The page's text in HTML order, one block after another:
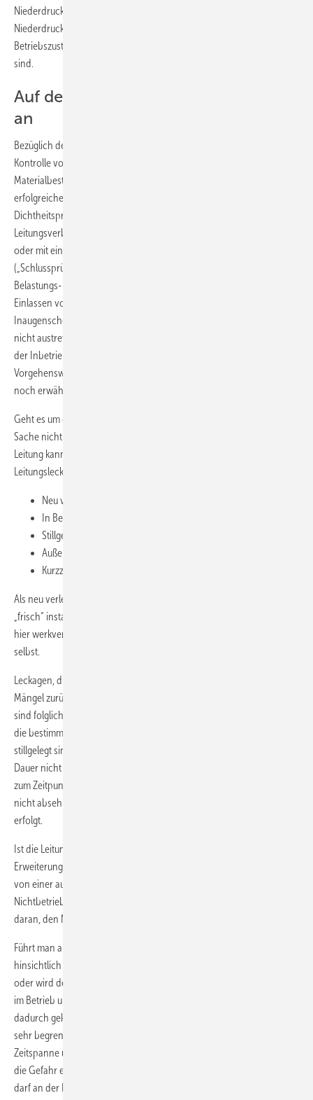
Niederdruckleitungen und Mitteldruckleitungen differenziert. Bei
Niederdruckleitungen ferner entscheidend ist, welchem
Betriebszustand diese zum Zeitpunkt der Überprüfung zuzuordnen
sind.
Auf den Betriebszustand kommt es
an
Bezüglich der Auswahl der richtigen Prüfmethode hat man es bei der
Kontrolle von Mitteldruck-Gasleitungen einfach. Der Nachweis der
Materialbeständigkeit und der Dichtheit muss hier immer durch die
erfolgreiche Durchführung der Kombinierten Belastungs- und
Dichtheitsprüfung erbracht werden. Mit dieser Prüfung nicht erfasste
Leitungsverbindungen werden zudem mit schaumbildenden Mitteln
oder mit einem Gas-Spürgerät auf Dichtheit untersucht
(„Schlussprüfung“). Erfolgt die Durchführung der Kombinierten
Belastungs- und Dichtheitsprüfung nicht unmittelbar vor dem
Einlassen von Erdgas, muss mittels Druckmessung und
Inaugenscheinnahme der Leitung sichergestellt werden, dass Gas
nicht austreten kann. Die wenigen Ausnahmen, bei denen im Rahmen
der Inbetriebnahme von Mitteldruck-Gasleitungen von dieser
Vorgehensweise abgewichen werden kann, werden im Folgenden
noch erwähnt.
Geht es um die Inbetriebnahme von Niederdruck-Gasleitungen, ist die
Sache nicht ganz so einfach. Je nach dem Betriebszustand der
Leitung kann die Dichtheit gefordert sein oder auch eine
Leitungsleckage toleriert werden. Man differenziert:
Neu verlegte Leitungen
In Betrieb befindliche Leitungen
Stillgelegte Leitungen
Außer Betrieb gesetzte Leitungen
Kurzzeitig im Betrieb unterbrochene Leitungen
Als neu verlegt gelten logischerweise die Leitungen, die soeben
„frisch“ installiert wurden. Dass der Fachmann seinem Auftrag­geber
hier werkvertraglich eine dichte Leitung schuldet, versteht sich von
selbst.
Leckagen, die innerhalb der Gewähr­leis­tungszeit entstehen und auf
Mängel zurückzuführen sind, die bereits bei der Abnahme vorlagen,
sind folglich nicht zu tolerieren. In Betrieb befindlich sind Leitungen,
die bestimmungsgemäß Gas führen und Gas­geräte versorgen. Als
stillgelegt sind Leitungen anzusehen, die bestimmungsgemäß und auf
Dauer nicht mehr betrieben werden. Auf Dauer bedeutet dabei, dass
zum Zeitpunkt der Betriebseinstellung eine Wiederinbetriebnahme
nicht absehbar ist und die Maßnahme auf Wunsch des Betreibers
erfolgt.
Ist die Leitung hingegen drucklos, weil Reparatur-, Änderungs- oder
Erweiterungs­arbeiten an dieser durchgeführt werden, spricht man
von einer außer Betrieb gesetzten Gasleitung. Der Zustand des
Nichtbetriebs ist dabei nicht dauerhaft, schließlich arbeitet man ja
daran, den Normalzustand wieder herzustellen.
Führt man an einer Leitung eine Messung durch (z.B. die Überprüfung
hinsichtlich möglicher Leckagen mit einem elektroni­schen Messgerät)
oder wird der Gaszähler gewechselt, ist der Leitungsbetrieb kurz­zeitig
im Betrieb unterbrochen. Eine kurzzeitige Betriebsunterbrechung ist
dadurch gekennzeichnet, dass die Dauer der Drucklosigkeit zeitlich
sehr begrenzt ist (wenige Minuten!) und die Leitung während dieser
Zeitspanne unter fachlicher Aufsicht steht. Diese Bedingungen sollen
die Gefahr einer Manipulation an der Leitung ausschließen. Ferner
darf an der Leitung nicht gearbeitet werden, von Maßnahmen zum